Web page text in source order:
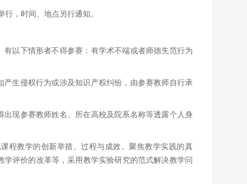
，时间、地点另行通知。
以下情形者不得参赛：有学术不端或者师德失范行为
生侵权行为或涉及知识产权纠纷，由参赛教师自行承
现参赛教师姓名、所在高校及院系名称等透露个人身
程教学的创新举措、过程与成效。聚焦教学实践的真
学评价的改革等，采用教学实验研究的范式解决教学问